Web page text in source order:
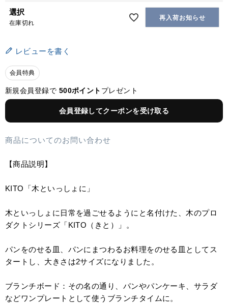
選択
在庫切れ
再入荷お知らせ
レビューを書く
会員特典
新規会員登録で 500ポイント プレゼント
会員登録してクーポンを受け取る
商品についてのお問い合わせ
【商品説明】
KITO「木といっしょに」
木といっしょに日常を過ごせるようにと名付けた、木のプロ
ダクトシリーズ「KITO（きと）」。
パンをのせる皿、パンにまつわるお料理をのせる皿としてス
タートし、大きさは2サイズになりました。
ブランチボード：その名の通り、パンやパンケーキ、サラダ
などワンプレートとして使うブランチタイムに。